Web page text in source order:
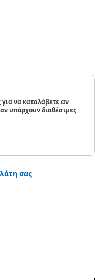
να καταλάβετε αν
υπάρχουν διαθέσιμες
σας